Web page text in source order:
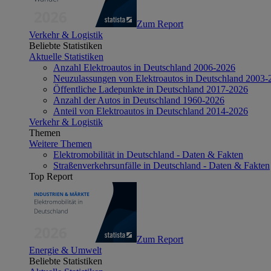
Zum Report
Verkehr & Logistik
Beliebte Statistiken
Aktuelle Statistiken
Anzahl Elektroautos in Deutschland 2006-2026
Neuzulassungen von Elektroautos in Deutschland 2003-
Öffentliche Ladepunkte in Deutschland 2017-2026
Anzahl der Autos in Deutschland 1960-2026
Anteil von Elektroautos in Deutschland 2014-2026
Verkehr & Logistik
Themen
Weitere Themen
Elektromobilität in Deutschland - Daten & Fakten
Straßenverkehrsunfälle in Deutschland - Daten & Fakten
Top Report
Zum Report
Energie & Umwelt
Beliebte Statistiken